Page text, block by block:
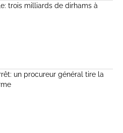
trois milliards de dirhams à
un procureur général tire la